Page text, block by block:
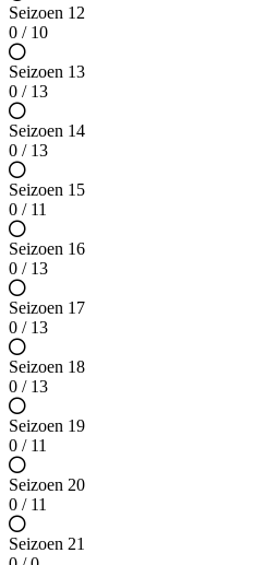
Seizoen 12
0 / 10
Seizoen 13
0 / 13
Seizoen 14
0 / 13
Seizoen 15
0 / 11
Seizoen 16
0 / 13
Seizoen 17
0 / 13
Seizoen 18
0 / 13
Seizoen 19
0 / 11
Seizoen 20
0 / 11
Seizoen 21